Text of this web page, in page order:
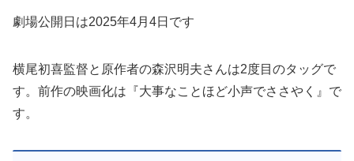
劇場公開日は2025年4月4日です
横尾初喜監督と原作者の森沢明夫さんは2度目のタッグで
す。前作の映画化は『大事なことほど小声でささやく』で
す。